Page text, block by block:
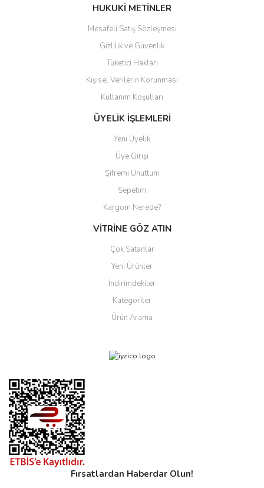
Bu ürüne benzer farklı alternatifler olmalı.
Gönder
HUKUKİ METİNLER
Mesafeli Satış Sözleşmesi
Gizlilik ve Güvenlik
Tüketici Hakları
Kişisel Verilerin Korunması
Kullanım Koşulları
ÜYELİK İŞLEMLERİ
Yeni Üyelik
Üye Girişi
Şifremi Unuttum
Sepetim
Kargom Nerede?
VİTRİNE GÖZ ATIN
Çok Satanlar
Yeni Ürünler
İndirimdekiler
Kategoriler
Ürün Arama
Fırsatlardan Haberdar Olun!